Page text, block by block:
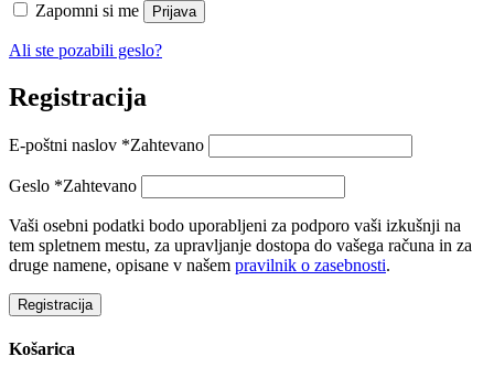
Zapomni si me Prijava
Ali ste pozabili geslo?
Registracija
E-poštni naslov *Zahtevano
Geslo *Zahtevano
Vaši osebni podatki bodo uporabljeni za podporo vaši izkušnji na
tem spletnem mestu, za upravljanje dostopa do vašega računa in za
druge namene, opisane v našem pravilnik o zasebnosti.
Registracija
Košarica